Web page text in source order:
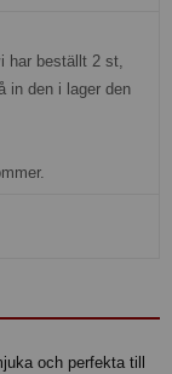
har beställt 2 st,
in den i lager den
och perfekta till